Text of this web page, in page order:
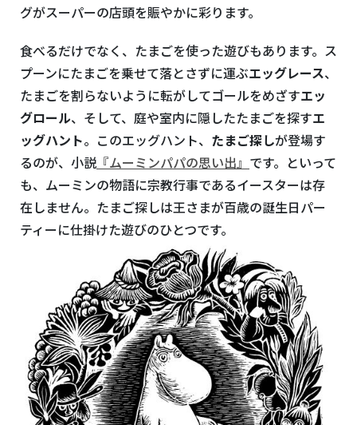
グがスーパーの店頭を賑やかに彩ります。
食べるだけでなく、たまごを使った遊びもあります。ス
プーンにたまごを乗せて落とさずに運ぶエッグレース、
たまごを割らないように転がしてゴールをめざすエッ
グロール、そして、庭や室内に隠したたまごを探すエ
ッグハント。このエッグハント、 たまご探しが登場す
るのが、小説 『ムーミンパパの思い出』 です。といって
も、ムーミンの物語に宗教行事であるイースターは存
在しません。たまご探しは王さまが百歳の誕生日パー
ティーに仕掛けた遊びのひとつです。